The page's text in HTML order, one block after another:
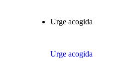
Urge acogida
Urge acogida